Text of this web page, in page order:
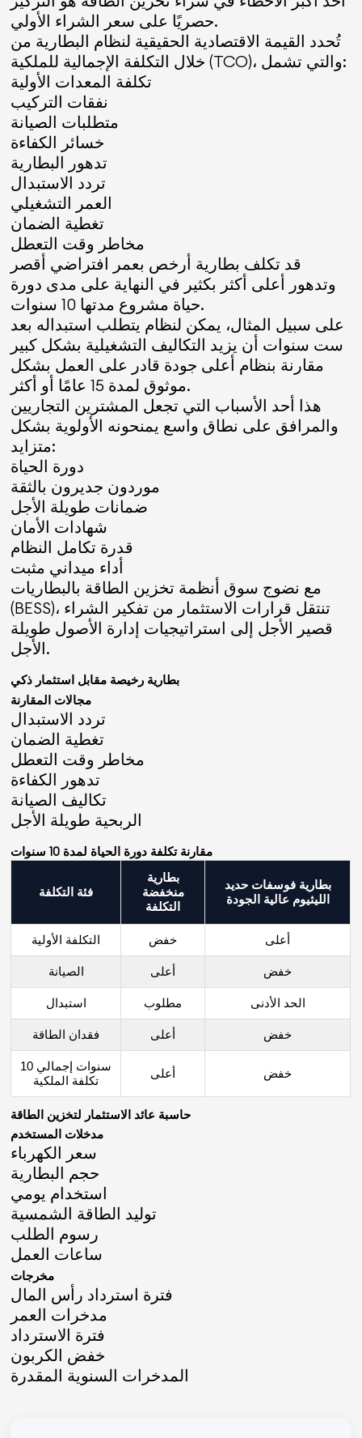
حصريًا على سعر الشراء الأولي.
تُحدد القيمة الاقتصادية الحقيقية لنظام البطارية من
خلال التكلفة الإجمالية للملكية (TCO)، والتي تشمل:
تكلفة المعدات الأولية
نفقات التركيب
متطلبات الصيانة
خسائر الكفاءة
تدهور البطارية
تردد الاستبدال
العمر التشغيلي
تغطية الضمان
مخاطر وقت التعطل
قد تكلف بطارية أرخص بعمر افتراضي أقصر
وتدهور أعلى أكثر بكثير في النهاية على مدى دورة
حياة مشروع مدتها 10 سنوات.
على سبيل المثال، يمكن لنظام يتطلب استبداله بعد
ست سنوات أن يزيد التكاليف التشغيلية بشكل كبير
مقارنة بنظام أعلى جودة قادر على العمل بشكل
موثوق لمدة 15 عامًا أو أكثر.
هذا أحد الأسباب التي تجعل المشترين التجاريين
والمرافق على نطاق واسع يمنحونه الأولوية بشكل
متزايد:
دورة الحياة
موردون جديرون بالثقة
ضمانات طويلة الأجل
شهادات الأمان
قدرة تكامل النظام
أداء ميداني مثبت
مع نضوج سوق أنظمة تخزين الطاقة بالبطاريات
(BESS)، تنتقل قرارات الاستثمار من تفكير الشراء
قصير الأجل إلى استراتيجيات إدارة الأصول طويلة
الأجل.
بطارية رخيصة مقابل استثمار ذكي
مجالات المقارنة
تردد الاستبدال
تغطية الضمان
مخاطر وقت التعطل
تدهور الكفاءة
تكاليف الصيانة
الربحية طويلة الأجل
مقارنة تكلفة دورة الحياة لمدة 10 سنوات
فئة التكلفة
بطارية
منخفضة
التكلفة
بطارية فوسفات حديد
الليثيوم عالية الجودة
التكلفة الأولية خفض أعلى
الصيانة أعلى خفض
استبدال مطلوب الحد الأدنى
فقدان الطاقة أعلى خفض
10 سنوات إجمالي
تكلفة الملكية
أعلى خفض
حاسبة عائد الاستثمار لتخزين الطاقة
مدخلات المستخدم
سعر الكهرباء
حجم البطارية
استخدام يومي
توليد الطاقة الشمسية
رسوم الطلب
ساعات العمل
مخرجات
فترة استرداد رأس المال
مدخرات العمر
فترة الاسترداد
خفض الكربون
المدخرات السنوية المقدرة